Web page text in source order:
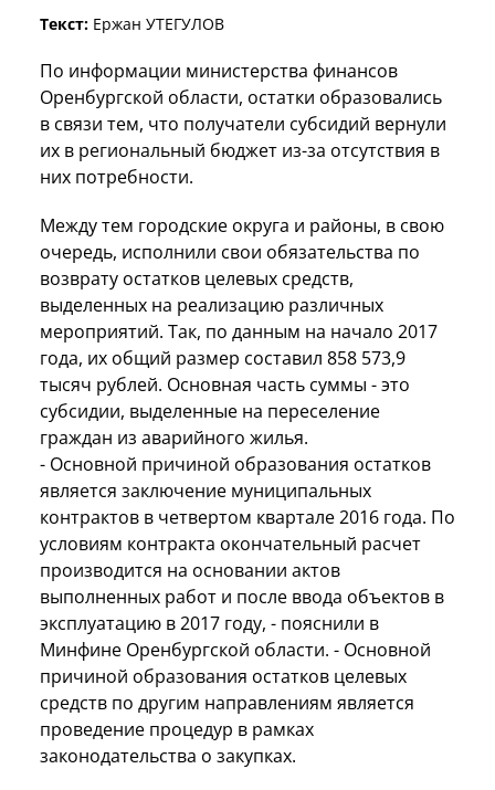
Текст: Ержан УТЕГУЛОВ
По информации министерства финансов
Оренбургской области, остатки образовались
в связи тем, что получатели субсидий вернули
их в региональный бюджет из-за отсутствия в
них потребности.
Между тем городские округа и районы, в свою
очередь, исполнили свои обязательства по
возврату остатков целевых средств,
выделенных на реализацию различных
мероприятий. Так, по данным на начало 2017
года, их общий размер составил 858 573,9
тысяч рублей. Основная часть суммы - это
субсидии, выделенные на переселение
граждан из аварийного жилья.
- Основной причиной образования остатков
является заключение муниципальных
контрактов в четвертом квартале 2016 года. По
условиям контракта окончательный расчет
производится на основании актов
выполненных работ и после ввода объектов в
эксплуатацию в 2017 году, - пояснили в
Минфине Оренбургской области. - Основной
причиной образования остатков целевых
средств по другим направлениям является
проведение процедур в рамках
законодательства о закупках.